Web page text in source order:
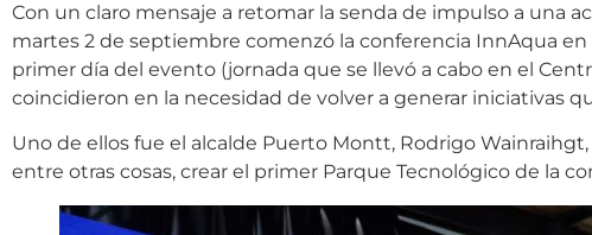
Con un claro mensaje a retomar la senda de impulso a una
martes 2 de septiembre comenzó la conferencia InnAqua en
primer día del evento (jornada que se llevó a cabo en el
coincidieron en la necesidad de volver a generar iniciativas
Uno de ellos fue el alcalde Puerto Montt, Rodrigo
entre otras cosas, crear el primer Parque Tecnológico de la